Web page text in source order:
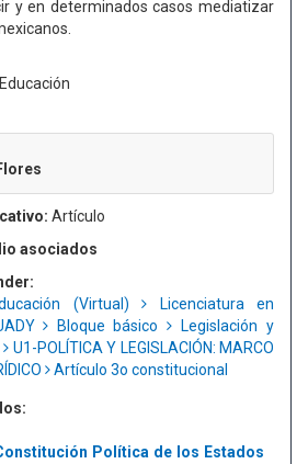
y en determinados casos mediatizar
Artículo
asociados
(Virtual)
Licenciatura en
Bloque básico
Legislación y
U1-POLÍTICA Y LEGISLACIÓN: MARCO
Artículo 3o constitucional
Política de los Estados